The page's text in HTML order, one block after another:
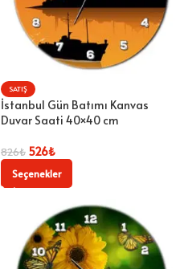
SATIŞ
İstanbul Gün Batımı Kanvas
Duvar Saati 40×40 cm
826₺ 526₺
Seçenekler